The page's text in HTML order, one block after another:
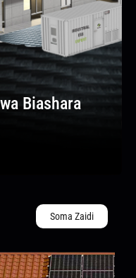
Biashara
Soma Zaidi